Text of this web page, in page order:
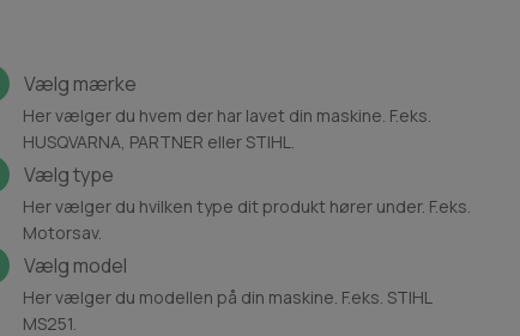
Vælg mærke
Her vælger du hvem der har lavet din maskine. F.eks.
HUSQVARNA, PARTNER eller STIHL.
Vælg type
Her vælger du hvilken type dit produkt hører under. F.eks.
Motorsav.
Vælg model
Her vælger du modellen på din maskine. F.eks. STIHL
MS251.